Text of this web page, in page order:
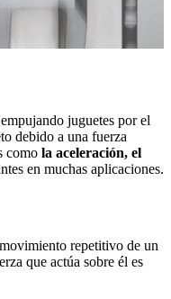
juguetes por el
debido a una fuerza
como la aceleración, el
en muchas aplicaciones.
repetitivo de un
que actúa sobre él es